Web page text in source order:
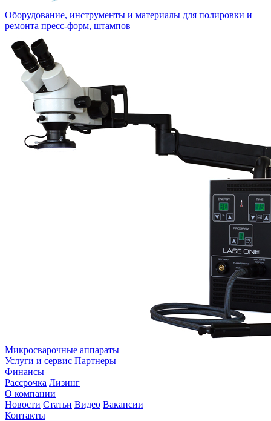
Оборудование, инструменты и материалы для полировки и
ремонта пресс-форм, штампов
Микросварочные аппараты
Услуги и сервис Партнеры
Финансы
Рассрочка Лизинг
О компании
Новости Статьи Видео Вакансии
Контакты